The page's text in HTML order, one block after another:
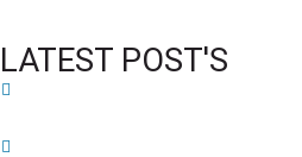
LATEST POST'S